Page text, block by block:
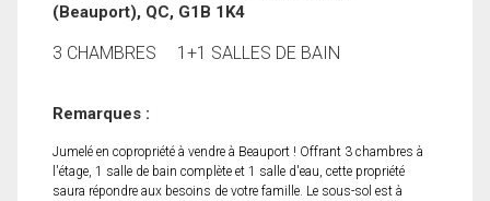
(Beauport), QC, G1B 1K4
3 CHAMBRES 1+1 SALLES DE BAIN
Remarques :
Jumelé en copropriété à vendre à Beauport ! Offrant 3 chambres à
l'étage, 1 salle de bain complète et 1 salle d'eau, cette propriété
saura répondre aux besoins de votre famille. Le sous-sol est à